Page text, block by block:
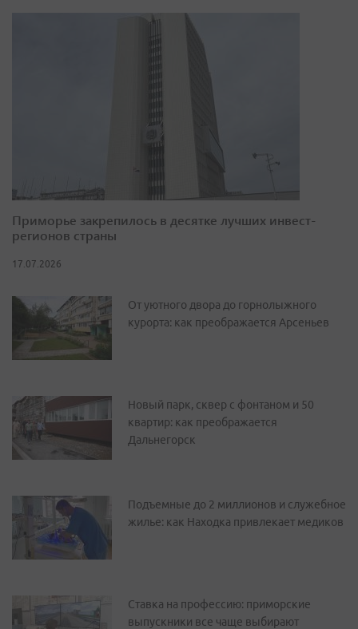
Приморье закрепилось в десятке лучших инвест-
регионов страны
17.07.2026
От уютного двора до горнолыжного
курорта: как преображается Арсеньев
Новый парк, сквер с фонтаном и 50
квартир: как преображается
Дальнегорск
Подъемные до 2 миллионов и служебное
жилье: как Находка привлекает медиков
Ставка на профессию: приморские
выпускники все чаще выбирают